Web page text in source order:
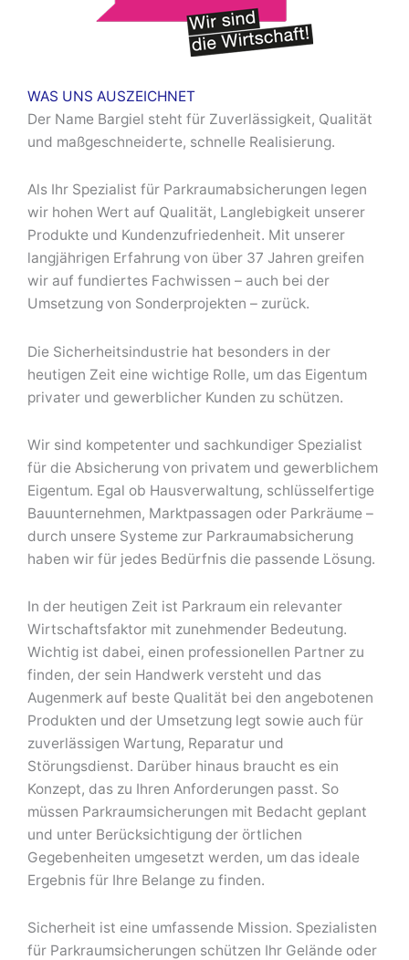
WAS UNS AUSZEICHNET
Der Name Bargiel steht für Zuverlässigkeit, Qualität
und maßgeschneiderte, schnelle Realisierung.
Als Ihr Spezialist für Parkraumabsicherungen legen
wir hohen Wert auf Qualität, Langlebigkeit unserer
Produkte und Kundenzufriedenheit. Mit unserer
langjährigen Erfahrung von über 37­­ Jahren greifen
wir auf fundiertes Fachwissen – auch bei der
Umsetzung von Sonderprojekten – zurück.
Die Sicherheitsindustrie hat besonders in der
heutigen Zeit eine wichtige Rolle, um das Eigentum
privater und gewerblicher Kunden zu schützen.
Wir sind kompetenter und sachkundiger Spezialist
für die Absicherung von privatem und gewerblichem
Eigentum. Egal ob Hausverwaltung, schlüsselfertige
Bauunternehmen, Marktpassagen oder Parkräume –
durch unsere Systeme zur Parkraumabsicherung
haben wir für jedes Bedürfnis die passende Lösung.
In der heutigen Zeit ist Parkraum ein relevanter
Wirtschaftsfaktor mit zunehmender Bedeutung.
Wichtig ist dabei, einen professionellen Partner zu
finden, der sein Handwerk versteht und das
Augenmerk auf beste Qualität bei den angebotenen
Produkten und der Umsetzung legt sowie auch für
zuverlässigen Wartung, Reparatur und
Störungsdienst. Darüber hinaus braucht es ein
Konzept, das zu Ihren Anforderungen passt. So
müssen Parkraumsicherungen mit Bedacht geplant
und unter Berücksichtigung der örtlichen
Gegebenheiten umgesetzt werden, um das ideale
Ergebnis für Ihre Belange zu finden.
Sicherheit ist eine umfassende Mission. Spezialisten
für Parkraumsicherungen schützen Ihr Gelände oder